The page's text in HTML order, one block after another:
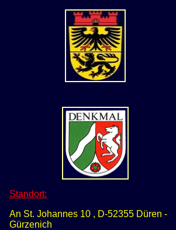
Standort:
An St. Johannes 10 , D-52355 Düren -
Gürzenich